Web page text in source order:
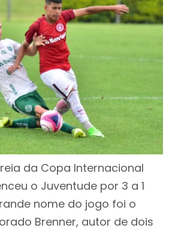
da Copa Internacional
o Juventude por 3 a 1
nome do jogo foi o
Brenner, autor de dois